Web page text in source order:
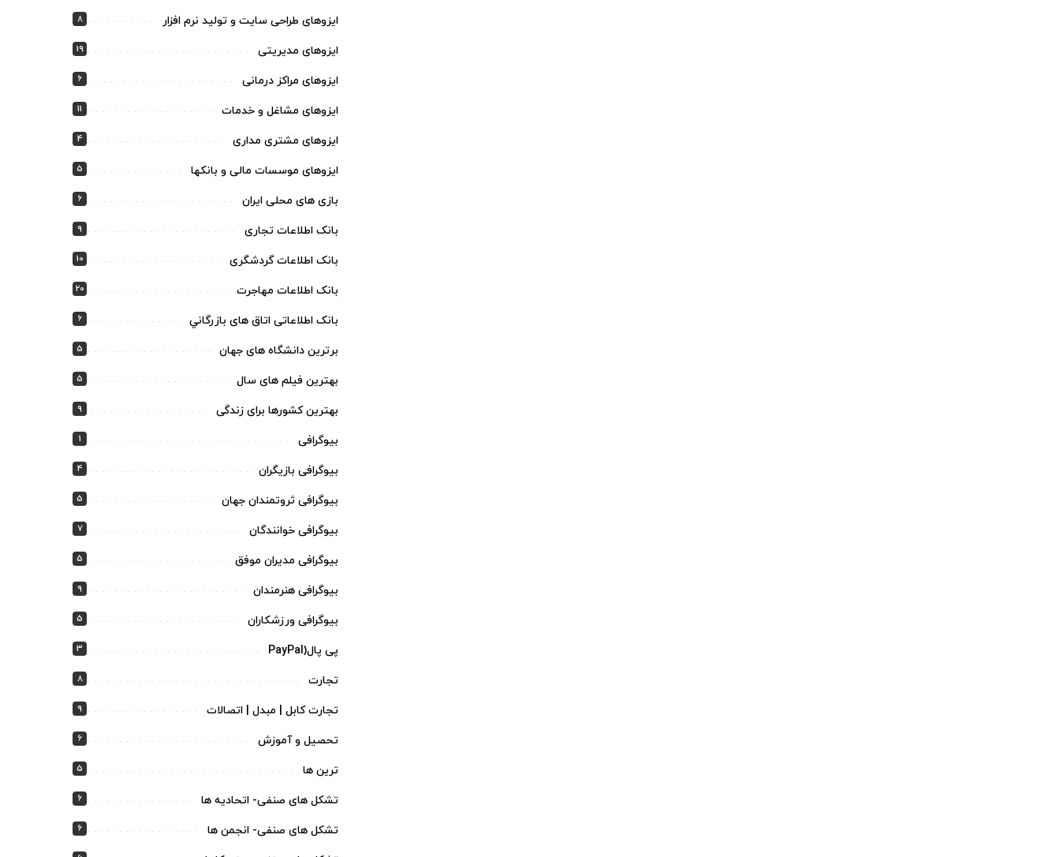
ایزوهای طراحی سایت و تولید نرم افزار 8
ایزوهای مدیریتی 19
ایزوهای مراکز درمانی 6
ایزوهای مشاغل و خدمات 11
ایزوهای مشتری مداری 4
ایزوهای موسسات مالی و بانکها 5
بازی های محلی ایران 6
بانک اطلاعات تجاری 9
بانک اطلاعات گردشگری 10
بانک اطلاعات مهاجرت 20
بانک اطلاعاتی اتاق های بازرگاني 6
برترین دانشگاه های جهان 5
بهترین فیلم های سال 5
بهترین کشورها برای زندگی 9
بیوگرافی 1
بیوگرافی بازیگران 4
بیوگرافی ثروتمندان جهان 5
بیوگرافی خوانندگان 7
بیوگرافی مدیران موفق 5
بیوگرافی هنرمندان 9
بیوگرافی ورزشکاران 5
پی پال(PayPal 3
تجارت 8
تجارت کابل | مبدل | اتصالات 9
تحصیل و آموزش 6
ترین ها 5
تشکل های صنفی- اتحادیه ها 6
تشکل های صنفی- انجمن ها 6